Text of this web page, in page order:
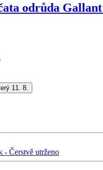
odrůda
11. 8.
- Čerstvě utrženo